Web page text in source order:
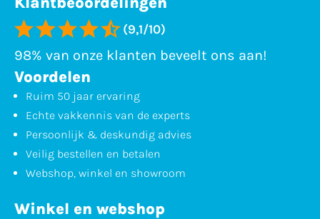
(9,1/10)
98% van onze klanten beveelt ons aan!
Voordelen
Ruim 50 jaar ervaring
Echte vakkennis van de experts
Persoonlijk & deskundig advies
Veilig bestellen en betalen
Webshop, winkel en showroom
Winkel en webshop